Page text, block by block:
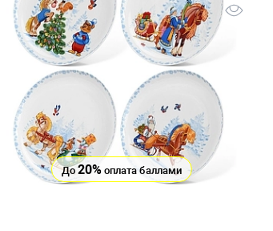
До20%оплата баллами